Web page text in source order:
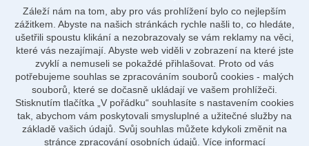
Záleží nám na tom, aby pro vás prohlížení bylo co nejlepším
zážitkem. Abyste na našich stránkách rychle našli to, co hledáte,
ušetřili spoustu klikání a nezobrazovaly se vám reklamy na věci,
které vás nezajímají. Abyste web viděli v zobrazení na které jste
zvyklí a nemuseli se pokaždé přihlašovat. Proto od vás
potřebujeme souhlas se zpracováním souborů cookies - malých
souborů, které se dočasně ukládají ve vašem prohlížeči.
Stisknutím tlačítka „V pořádku“ souhlasíte s nastavením cookies
tak, abychom vám poskytovali smysluplné a užitečné služby na
základě vašich údajů. Svůj souhlas můžete kdykoli změnit na
stránce zpracování osobních údajů. Více informací